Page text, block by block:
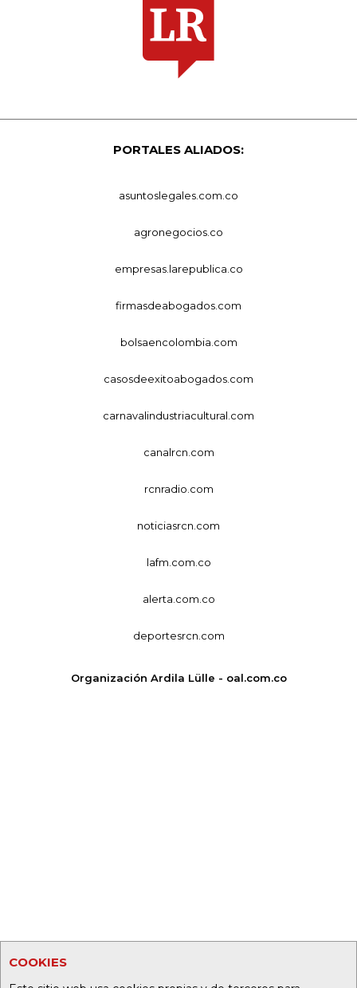
COOKIES
PORTALES ALIADOS:
asuntoslegales.com.co
agronegocios.co
empresas.larepublica.co
firmasdeabogados.com
bolsaencolombia.com
casosdeexitoabogados.com
carnavalindustriacultural.com
canalrcn.com
rcnradio.com
noticiasrcn.com
lafm.com.co
alerta.com.co
deportesrcn.com
Organización Ardila Lülle - oal.com.co